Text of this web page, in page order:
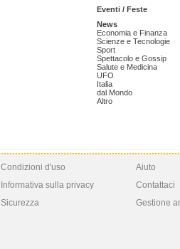
Eventi / Feste
News
Economia e Finanza
Scienze e Tecnologie
Sport
Spettacolo e Gossip
Salute e Medicina
UFO
Italia
dal Mondo
Altro
Condizioni d'uso
Informativa sulla privacy
Sicurezza
Aiuto
Contattaci
Gestione